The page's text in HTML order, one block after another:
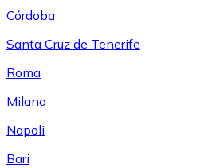
Córdoba
Santa Cruz de Tenerife
Roma
Milano
Napoli
Bari